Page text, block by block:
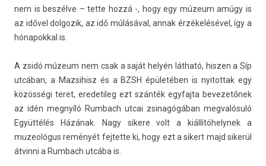
nem is beszélve – tette hozzá -, hogy egy múzeum amúgy is
az idővel dol­gozik, az idő múlásával, annak érzékelésével, így a
hónapokk­al is.
A zsidó múzeum nem csak a saját helyén látható, hisz­en a Síp
utcában, a Maz­sihisz és a BZSH épületében is nyitot­tak egy
közösségi teret, eredetileg ezt szánték egyfaj­ta be­vezetőnek
az idén megnyíló Rum­bach utcai zsinagógában meg­valósuló
Együttélés Házának. Nagy sikere volt a kiál­lítóhelynek a
muzeológus reményét fej­tette ki, hogy ezt a sikert majd sikerül
átvin­ni a Rum­bach utcába is.